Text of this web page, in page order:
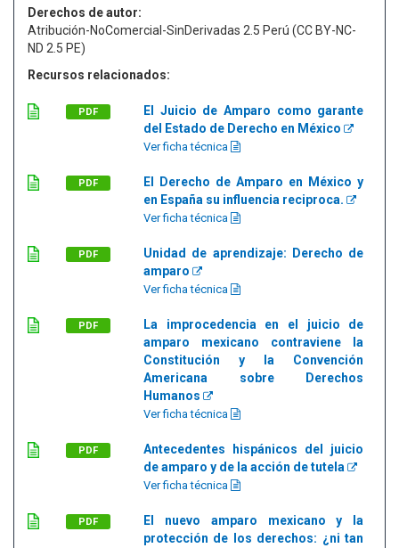
Derechos de autor:
Atribución-NoComercial-SinDerivadas 2.5 Perú (CC BY-NC-
ND 2.5 PE)
Recursos relacionados:
PDF
El Juicio de Amparo como garante
del Estado de Derecho en México
Ver ficha técnica
PDF
El Derecho de Amparo en México y
en España su influencia reciproca.
Ver ficha técnica
PDF
Unidad de aprendizaje: Derecho de
amparo
Ver ficha técnica
PDF
La improcedencia en el juicio de
amparo mexicano contraviene la
Constitución y la Convención
Americana sobre Derechos
Humanos
Ver ficha técnica
PDF
Antecedentes hispánicos del juicio
de amparo y de la acción de tutela
Ver ficha técnica
PDF
El nuevo amparo mexicano y la
protección de los derechos: ¿ni tan